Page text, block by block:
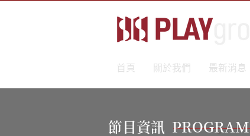
首頁 關於我們 最新消息
節目資訊 PROGRAM